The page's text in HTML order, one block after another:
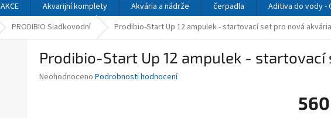
AKCE Akvarijní komplety Akvária a nádrže čerpadla Aditiva do vody -
PRODIBIO Sladkovodní Prodibio-Start Up 12 ampulek - startovací set pro nová akvária
Prodibio-Start Up 12 ampulek - startovací
Průměrné
Neohodnoceno Podrobnosti hodnocení